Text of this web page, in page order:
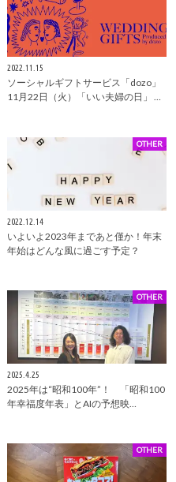
2022.11.15
ソーシャルギフトサービス「dozo」
11月22日（火）「いい夫婦の日」 …
OTHER
2022.12.14
いよいよ2023年まであと僅か！年末
年始はどんな風に過ごす予定？
OTHER
2025.4.25
2025年は“昭和100年”！ 「昭和100
年幸福度年表」とAIの予想映…
OTHER